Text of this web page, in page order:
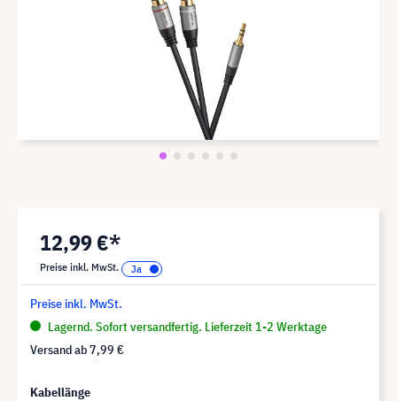
12,99 €*
Preise inkl. MwSt.
Preise inkl. MwSt.
Lagernd. Sofort versandfertig. Lieferzeit 1-2 Werktage
Versand ab7,99 €
Kabellänge